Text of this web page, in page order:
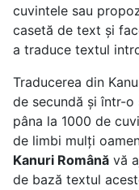
cuvintele sau
casetă de text și
a traduce textul
Traducerea din
de secundă și într-
pâna la 1000 de
de limbi mulți
Kanuri Românăvă
de bază textul